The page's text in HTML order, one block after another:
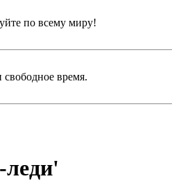
по всему миру!
время.